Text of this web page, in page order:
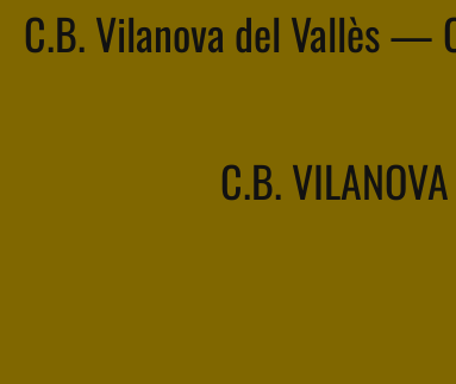
C.B. Vilanova del Vallès —
C.B. VILANOVA